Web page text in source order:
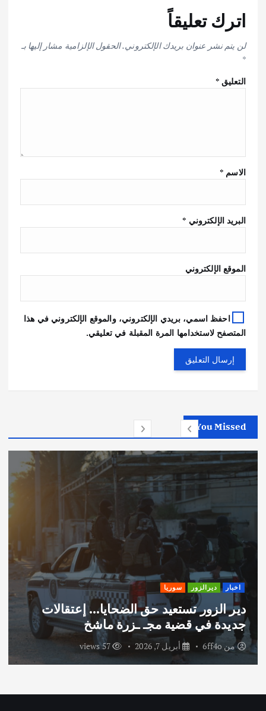
اترك تعليقاً
لن يتم نشر عنوان بريدك الإلكتروني.الحقول الإلزامية مشار إليها بـ
*
التعليق*
الاسم *
البريد الإلكتروني *
الموقع الإلكتروني
احفظ اسمي، بريدي الإلكتروني، والموقع الإلكتروني في هذا
المتصفح لاستخدامها المرة المقبلة في تعليقي.
You Missed
اخبار ديرالزور سوريا
دير الزور تستعيد حق الضحايا… إعتقالات
جديدة في قضية مجـ ـزرة ماشخ
من6ff4o أبريل 7, 2026 57 views